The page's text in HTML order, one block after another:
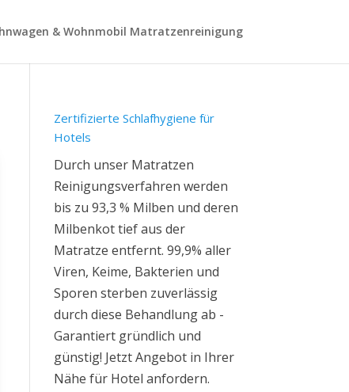
& Wohnmobil Matratzenreinigung
Zertifizierte Schlafhygiene für
Hotels
Durch unser Matratzen
Reinigungsverfahren werden
bis zu 93,3 % Milben und deren
Milbenkot tief aus der
Matratze entfernt. 99,9% aller
Viren, Keime, Bakterien und
Sporen sterben zuverlässig
durch diese Behandlung ab -
Garantiert gründlich und
günstig! Jetzt Angebot in Ihrer
Nähe für Hotel anfordern.